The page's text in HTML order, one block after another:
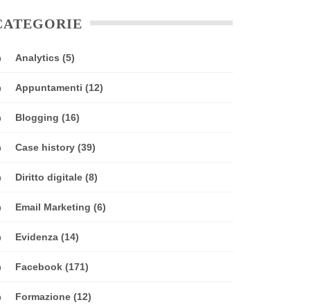
Analytics (5)
Appuntamenti (12)
Blogging (16)
Case history (39)
Diritto digitale (8)
Email Marketing (6)
Evidenza (14)
Facebook (171)
Formazione (12)